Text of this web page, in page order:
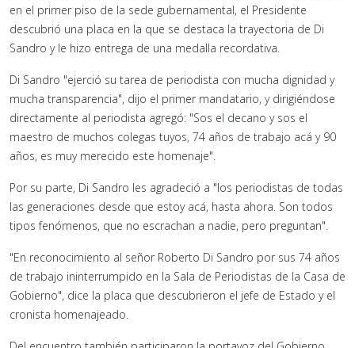
en el primer piso de la sede gubernamental, el Presidente
descubrió una placa en la que se destaca la trayectoria de Di
Sandro y le hizo entrega de una medalla recordativa.
Di Sandro "ejerció su tarea de periodista con mucha dignidad y
mucha transparencia", dijo el primer mandatario, y dirigiéndose
directamente al periodista agregó: "Sos el decano y sos el
maestro de muchos colegas tuyos, 74 años de trabajo acá y 90
años, es muy merecido este homenaje".
Por su parte, Di Sandro les agradeció a "los periodistas de todas
las generaciones desde que estoy acá, hasta ahora. Son todos
tipos fenómenos, que no escrachan a nadie, pero preguntan".
"En reconocimiento al señor Roberto Di Sandro por sus 74 años
de trabajo ininterrumpido en la Sala de Periodistas de la Casa de
Gobierno", dice la placa que descubrieron el jefe de Estado y el
cronista homenajeado.